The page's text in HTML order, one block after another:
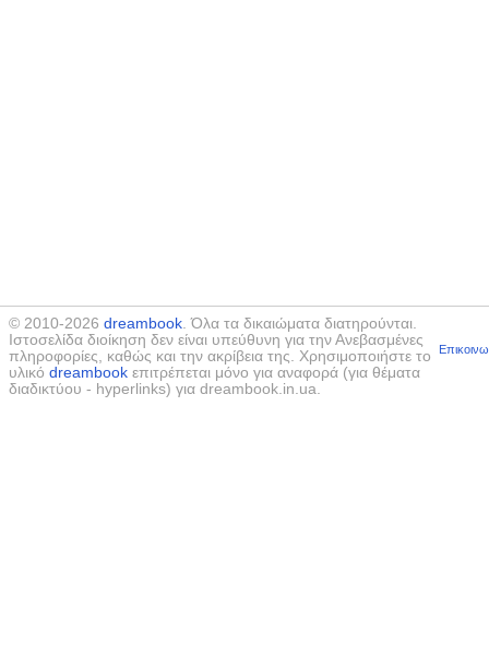
© 2010-2026 dreambook. Όλα τα δικαιώματα διατηρούνται.
Ιστοσελίδα διοίκηση δεν είναι υπεύθυνη για την Ανεβασμένες
πληροφορίες, καθώς και την ακρίβεια της. Χρησιμοποιήστε το
υλικό dreambook επιτρέπεται μόνο για αναφορά (για θέματα
διαδικτύου - hyperlinks) για dreambook.in.ua.